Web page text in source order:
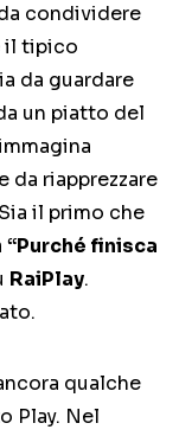
condividere
il tipico
da guardare
un piatto del
da riapprezzare
il primo che
“Purché finisca
RaiPlay.
qualche
Play. Nel